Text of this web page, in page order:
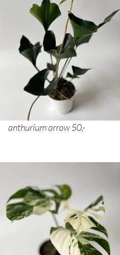
peperomia rana verde 28,- 		monstera karstenianum 70,-	anthurium arrow 50,-